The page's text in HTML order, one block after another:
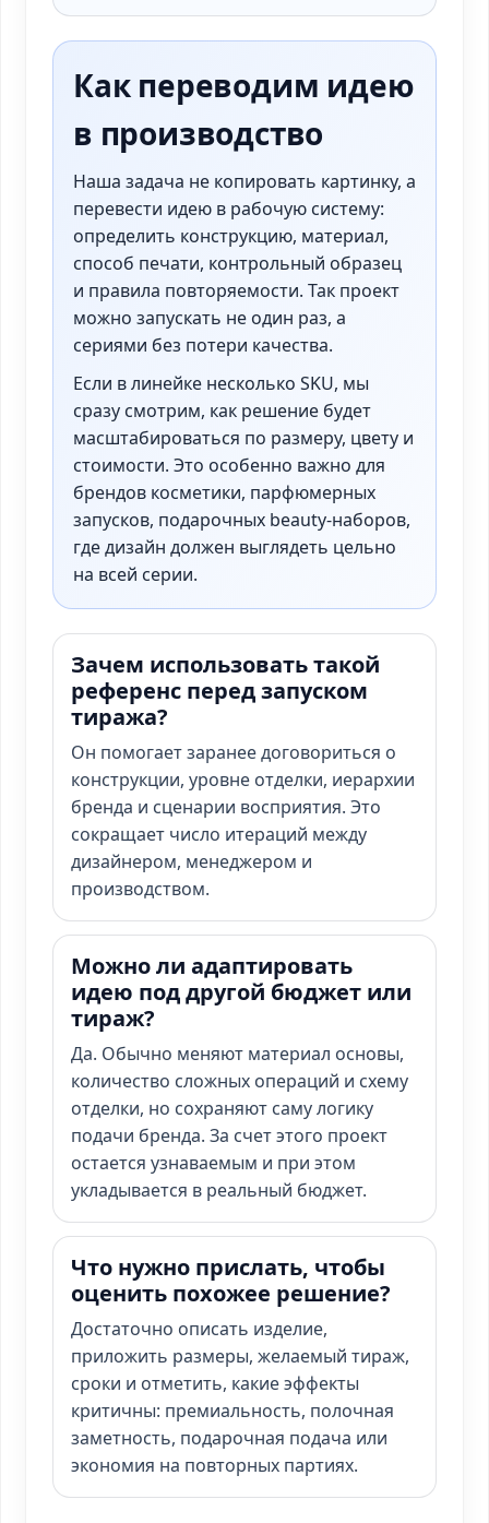
Как переводим идею
в производство
Наша задача не копировать картинку, а
перевести идею в рабочую систему:
определить конструкцию, материал,
способ печати, контрольный образец
и правила повторяемости. Так проект
можно запускать не один раз, а
сериями без потери качества.
Если в линейке несколько SKU, мы
сразу смотрим, как решение будет
масштабироваться по размеру, цвету и
стоимости. Это особенно важно для
брендов косметики, парфюмерных
запусков, подарочных beauty-наборов,
где дизайн должен выглядеть цельно
на всей серии.
Зачем использовать такой
референс перед запуском
тиража?
Он помогает заранее договориться о
конструкции, уровне отделки, иерархии
бренда и сценарии восприятия. Это
сокращает число итераций между
дизайнером, менеджером и
производством.
Можно ли адаптировать
идею под другой бюджет или
тираж?
Да. Обычно меняют материал основы,
количество сложных операций и схему
отделки, но сохраняют саму логику
подачи бренда. За счет этого проект
остается узнаваемым и при этом
укладывается в реальный бюджет.
Что нужно прислать, чтобы
оценить похожее решение?
Достаточно описать изделие,
приложить размеры, желаемый тираж,
сроки и отметить, какие эффекты
критичны: премиальность, полочная
заметность, подарочная подача или
экономия на повторных партиях.